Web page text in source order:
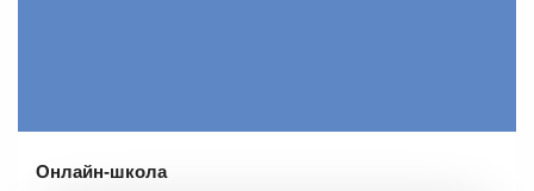
Онлайн-школа